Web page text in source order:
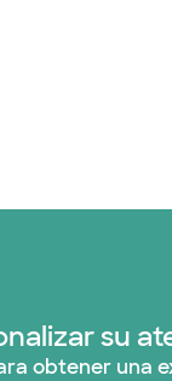
su
obtener una